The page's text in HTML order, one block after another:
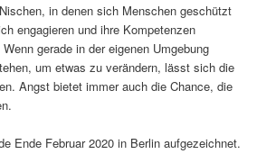
in denen sich Menschen geschützt
engagieren und ihre Kompetenzen
gerade in der eigenen Umgebung
um etwas zu verändern, lässt sich die
Angst bietet immer auch die Chance, die
Ende Februar 2020 in Berlin aufgezeichnet.